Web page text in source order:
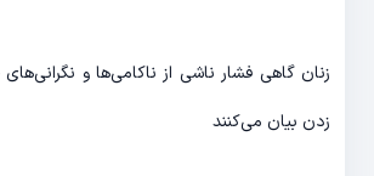
زنان گاهی فشار ناشی از ناکامی‌ها و
زدن بیان می‌کنند